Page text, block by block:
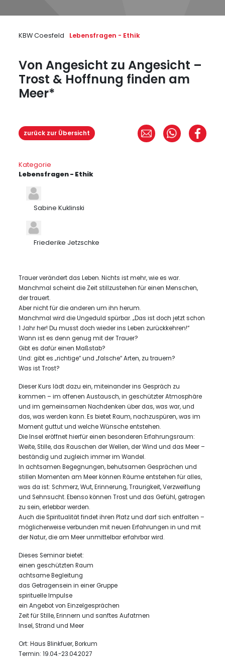
KBW Coesfeld Lebensfragen - Ethik
Von Angesicht zu Angesicht –
Trost & Hoffnung finden am
Meer*
zurück zur Übersicht
Sabine Kuklinski
Friederike Jetzschke
Kategorie
Lebensfragen - Ethik
Trauer verändert das Leben. Nichts ist mehr, wie es war.
Manchmal scheint die Zeit stillzustehen für einen Menschen,
der trauert.
Aber nicht für die anderen um ihn herum.
Manchmal wird die Ungeduld spürbar. „Das ist doch jetzt schon
1 Jahr her! Du musst doch wieder ins Leben zurückkehren!“
Wann ist es denn genug mit der Trauer?
Gibt es dafür einen Maßstab?
Und: gibt es „richtige“ und „falsche“ Arten, zu trauern?
Was ist Trost?
Dieser Kurs lädt dazu ein, miteinander ins Gespräch zu
kommen – im offenen Austausch, in geschützter Atmosphäre
und im gemeinsamen Nachdenken über das, was war, und
das, was werden kann. Es bietet Raum, nachzuspüren, was im
Moment guttut und welche Wünsche entstehen.
Die Insel eröffnet hierfür einen besonderen Erfahrungsraum:
Weite, Stille, das Rauschen der Wellen, der Wind und das Meer –
beständig und zugleich immer im Wandel.
In achtsamen Begegnungen, behutsamen Gesprächen und
stillen Momenten am Meer können Räume entstehen für alles,
was da ist: Schmerz, Wut, Erinnerung, Traurigkeit, Verzweiflung
und Sehnsucht. Ebenso können Trost und das Gefühl, getragen
zu sein, erlebbar werden.
Auch die Spiritualität findet ihren Platz und darf sich entfalten –
möglicherweise verbunden mit neuen Erfahrungen in und mit
der Natur, die am Meer unmittelbar erfahrbar wird.
Dieses Seminar bietet:
einen geschützten Raum
achtsame Begleitung
das Getragensein in einer Gruppe
spirituelle Impulse
ein Angebot von Einzelgesprächen
Zeit für Stille, Erinnern und sanftes Aufatmen
Insel, Strand und Meer
Ort: Haus Blinkfuer, Borkum
Termin: 19.04.-23.04.2027